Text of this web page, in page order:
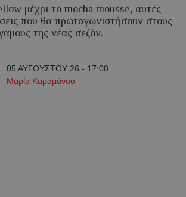
μέχρι το mocha mousse, αυτές
που θα πρωταγωνιστήσουν στους
της νέας σεζόν.
05 ΑΥΓΟΥΣΤΟΥ 26 - 17:00
Μαρία Καραμάνου